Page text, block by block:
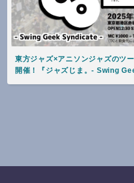
東方ジャズ×アニソンジャズのツ
開催！『ジャズじま。- Swing